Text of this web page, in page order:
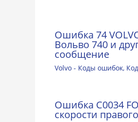
Ошибка 74
Вольво 740 и
сообщение
Volvo - Коды ошибок,
Ошибка C0034
скорости